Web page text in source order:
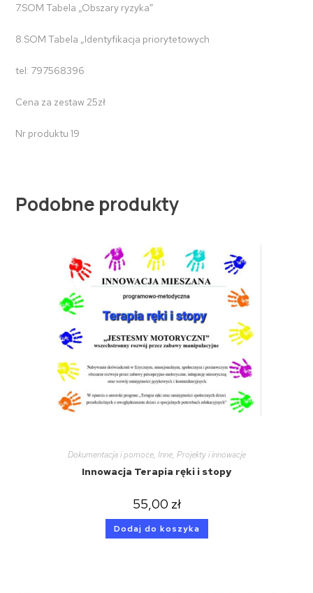
7.SOM Tabela „Obszary ryzyka”
8.SOM Tabela „Identyfikacja priorytetowych
tel: 797568396
Cena za zestaw 25zł
Nr produktu 19
Podobne produkty
Dokumentacja i pomoce, Inne, Projekty i innowacje
Innowacja Terapia ręki i stopy
55,00 zł
Dodaj do koszyka